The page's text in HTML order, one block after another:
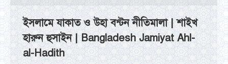
ইসলামে যাকাত ও উহা বন্টন নীতিমালা | শাইখ
হারুন হুসাইন | Bangladesh Jamiyat Ahl-
al-Hadith